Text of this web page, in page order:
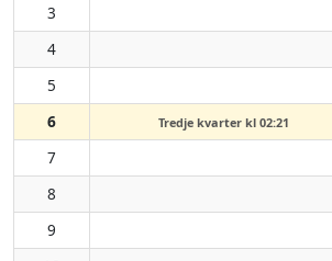
3
4
5
6
Tredje kvarter kl 02:21
7
8
9